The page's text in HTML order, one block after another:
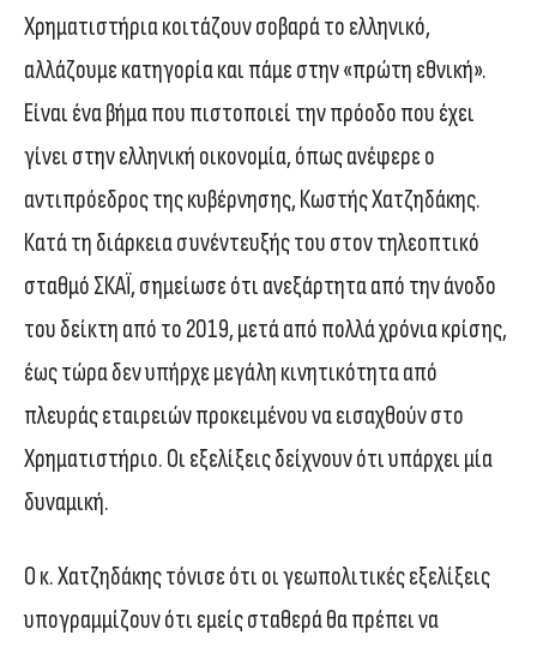
Χρηματιστήρια κοιτάζουν σοβαρά το ελληνικό,
αλλάζουμε κατηγορία και πάμε στην «πρώτη εθνική».
Είναι ένα βήμα που πιστοποιεί την πρόοδο που έχει
γίνει στην ελληνική οικονομία, όπως ανέφερε ο
αντιπρόεδρος της κυβέρνησης, Κωστής Χατζηδάκης.
Κατά τη διάρκεια συνέντευξής του στον τηλεοπτικό
σταθμό ΣΚΑΪ, σημείωσε ότι ανεξάρτητα από την άνοδο
του δείκτη από το 2019, μετά από πολλά χρόνια κρίσης,
έως τώρα δεν υπήρχε μεγάλη κινητικότητα από
πλευράς εταιρειών προκειμένου να εισαχθούν στο
Χρηματιστήριο. Οι εξελίξεις δείχνουν ότι υπάρχει μία
δυναμική.
Ο κ. Χατζηδάκης τόνισε ότι οι γεωπολιτικές εξελίξεις
υπογραμμίζουν ότι εμείς σταθερά θα πρέπει να